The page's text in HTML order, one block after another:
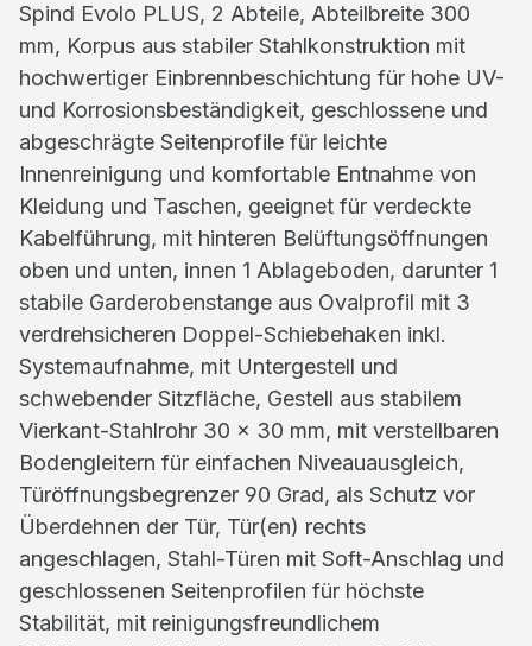
Spind Evolo PLUS, 2 Abteile, Abteilbreite 300
mm, Korpus aus stabiler Stahlkonstruktion mit
hochwertiger Einbrennbeschichtung für hohe UV-
und Korrosionsbeständigkeit, geschlossene und
abgeschrägte Seitenprofile für leichte
Innenreinigung und komfortable Entnahme von
Kleidung und Taschen, geeignet für verdeckte
Kabelführung, mit hinteren Belüftungsöffnungen
oben und unten, innen 1 Ablageboden, darunter 1
stabile Garderobenstange aus Ovalprofil mit 3
verdrehsicheren Doppel-Schiebehaken inkl.
Systemaufnahme, mit Untergestell und
schwebender Sitzfläche, Gestell aus stabilem
Vierkant-Stahlrohr 30 x 30 mm, mit verstellbaren
Bodengleitern für einfachen Niveauausgleich,
Türöffnungsbegrenzer 90 Grad, als Schutz vor
Überdehnen der Tür, Tür(en) rechts
angeschlagen, Stahl-Türen mit Soft-Anschlag und
geschlossenen Seitenprofilen für höchste
Stabilität, mit reinigungsfreundlichem